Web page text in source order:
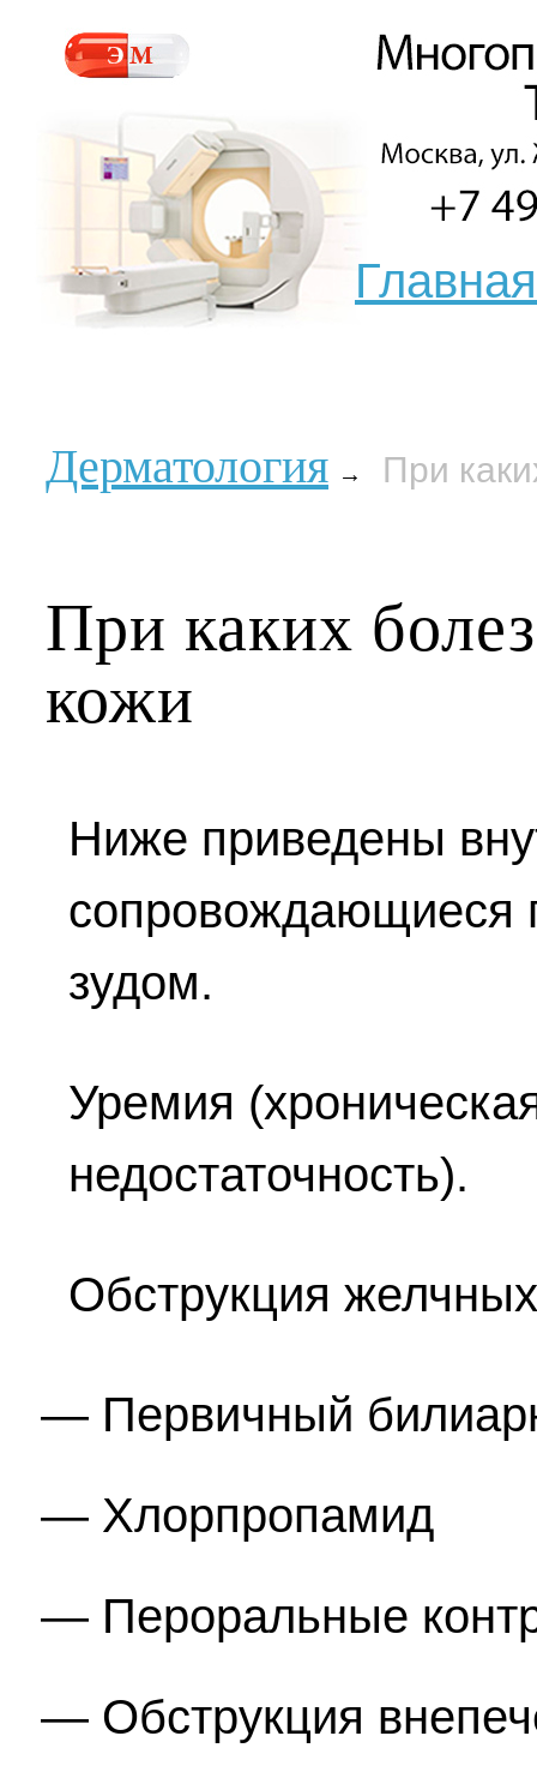
Главная
Дерматология → При
При каких
кожи
Ниже приведены
сопровождающиеся
зудом.
Уремия
недостаточность).
Обструкция
Первичный
Хлорпропамид
Пероральные
Обструкция